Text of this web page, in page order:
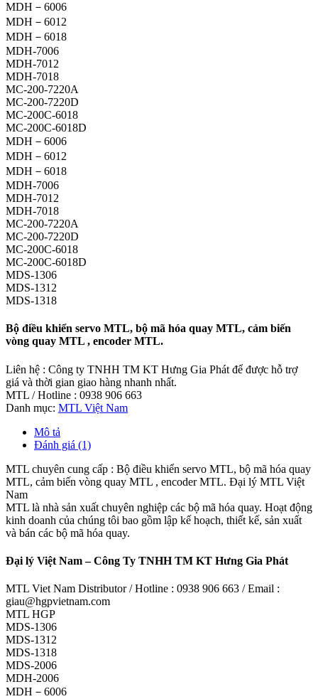
MDH－6006
MDH－6012
MDH－6018
MDH-7006
MDH-7012
MDH-7018
MC-200-7220A
MC-200-7220D
MC-200C-6018
MC-200C-6018D
MDH－6006
MDH－6012
MDH－6018
MDH-7006
MDH-7012
MDH-7018
MC-200-7220A
MC-200-7220D
MC-200C-6018
MC-200C-6018D
MDS-1306
MDS-1312
MDS-1318
Bộ điều khiển servo MTL, bộ mã hóa quay MTL, cảm biến
vòng quay MTL , encoder MTL.
Liên hệ : Công ty TNHH TM KT Hưng Gia Phát để được hỗ trợ
giá và thời gian giao hàng nhanh nhất.
MTL / Hotline : 0938 906 663
Danh mục: MTL Việt Nam
Mô tả
Đánh giá (1)
MTL chuyên cung cấp : Bộ điều khiển servo MTL, bộ mã hóa quay
MTL, cảm biến vòng quay MTL , encoder MTL. Đại lý MTL Việt
Nam
MTL là nhà sản xuất chuyên nghiệp các bộ mã hóa quay. Hoạt động
kinh doanh của chúng tôi bao gồm lập kế hoạch, thiết kế, sản xuất
và bán các bộ mã hóa quay.
Đại lý Việt Nam – Công Ty TNHH TM KT Hưng Gia Phát
MTL Viet Nam Distributor / Hotline : 0938 906 663 / Email :
giau@hgpvietnam.com
MTL HGP
MDS-1306
MDS-1312
MDS-1318
MDS-2006
MDH-2006
MDH－6006